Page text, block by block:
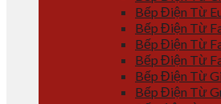
Bếp Điện Từ
Bếp Điện Từ
Bếp Điện Từ
Bếp Điện Từ
Bếp Điện Từ
Bếp Điện Từ